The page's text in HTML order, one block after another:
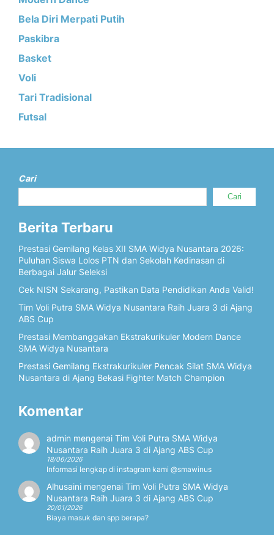
Bela Diri Merpati Putih
Paskibra
Basket
Voli
Tari Tradisional
Futsal
Cari
Cari
Berita Terbaru
Prestasi Gemilang Kelas XII SMA Widya Nusantara 2026:
Puluhan Siswa Lolos PTN dan Sekolah Kedinasan di
Berbagai Jalur Seleksi
Cek NISN Sekarang, Pastikan Data Pendidikan Anda Valid!
Tim Voli Putra SMA Widya Nusantara Raih Juara 3 di Ajang
ABS Cup
Prestasi Membanggakan Ekstrakurikuler Modern Dance
SMA Widya Nusantara
Prestasi Gemilang Ekstrakurikuler Pencak Silat SMA Widya
Nusantara di Ajang Bekasi Fighter Match Champion
Komentar
admin mengenai Tim Voli Putra SMA Widya
Nusantara Raih Juara 3 di Ajang ABS Cup
18/06/2026
Informasi lengkap di instagram kami @smawinus
Alhusainimengenai Tim Voli Putra SMA Widya
Nusantara Raih Juara 3 di Ajang ABS Cup
20/01/2026
Biaya masuk dan spp berapa?